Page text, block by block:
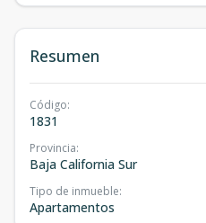
Resumen
Código:
1831
Provincia:
Baja California Sur
Tipo de inmueble:
Apartamentos